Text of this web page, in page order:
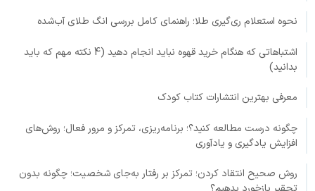
نحوه استعلام ری‌گیری طلا؛ راهنمای کامل بررسی انگ طلای آب‌شده
اشتباهاتی که هنگام خرید قهوه نباید انجام دهید (4 نکته مهم که باید
بدانید)
معرفی بهترین انتشارات کتاب کودک
چگونه درست مطالعه کنید؟؛ برنامه‌ریزی، تمرکز و مرور فعال؛ روش‌های
افزایش یادگیری و یادآوری
روش صحیح انتقاد کردن؛ تمرکز بر رفتار به‌جای شخصیت؛ چگونه بدون